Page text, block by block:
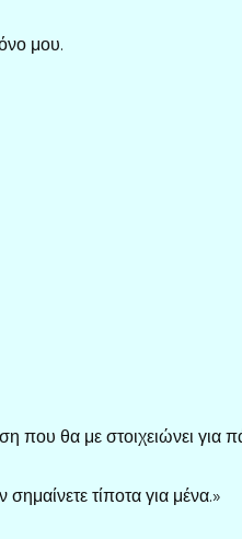
μου.
που θα με στοιχειώνει για
τίποτα για μένα.»